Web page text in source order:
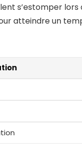
s’estomper
atteindre un